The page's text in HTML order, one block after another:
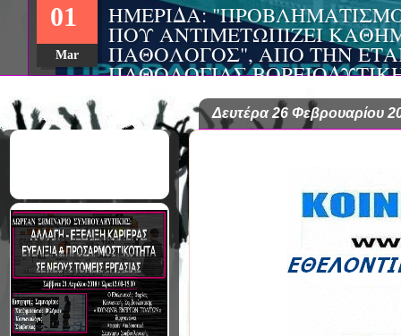
ΗΜΕΡΙΔΑ:
ΠΟΥ ΑΝΤΙΜΕΤΩΠΙΖΕΙ
ΠΑΘΟΛΟΓΟΣ", ΑΠΟ ΤΗΝ
ΠΑΘΟΛΟΓΙΑΣ
ΤΙΣ Α' & Β'
ΚΛΙΝΙΚΕΣ ΠΓΝΙ
01
Mar
Δευτέρα 26 Φεβρουαρίου